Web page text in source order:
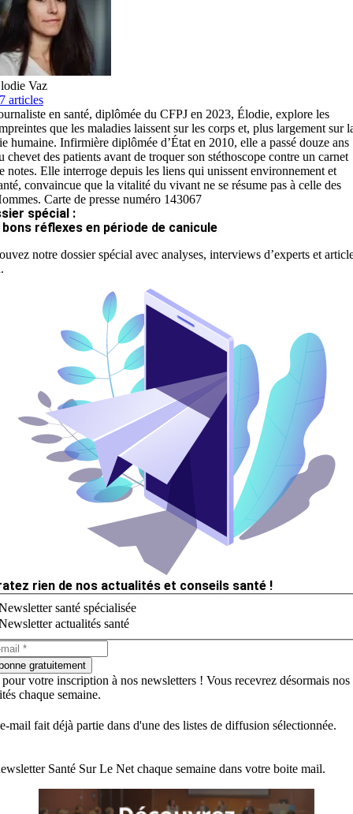
Vaz
articles
en santé, diplômée du CFPJ en 2023, Élodie, explore les
que les maladies laissent sur les corps et, plus largement sur
humaine. Infirmière diplômée d’État en 2010, elle a passé douze ans
chevet des patients avant de troquer son stéthoscope contre un carnet
notes. Elle interroge depuis les liens qui unissent environnement et
convaincue que la vitalité du vivant ne se résume pas à celle des
Carte de presse numéro 143067
spécial :
bons réflexes en période de canicule
notre dossier spécial avec analyses, interviews d’experts et
rien de nos actualités et conseils santé !
santé spécialisée
actualités santé
gratuitement
votre inscription à nos newsletters ! Vous recevrez désormais nos
chaque semaine.
mail fait déjà partie dans d'une des listes de diffusion sélectionnée.
Santé Sur Le Net chaque semaine dans votre boite mail.